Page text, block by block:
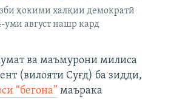
ҳокими халқии демократӣ
уми август нашр кард
ва маъмурони милиса
(вилояти Суғд) ба зидди,
“бегона” маърака